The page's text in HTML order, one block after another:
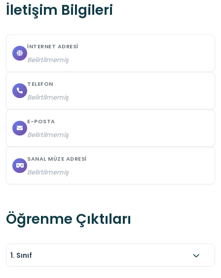
olunmamalıdır.
İletişim Bilgileri
İNTERNET ADRESI
Belirtilmemiş
TELEFON
Belirtilmemiş
E-POSTA
Belirtilmemiş
SANAL MÜZE ADRESI
Belirtilmemiş
Öğrenme Çıktıları
1. Sınıf